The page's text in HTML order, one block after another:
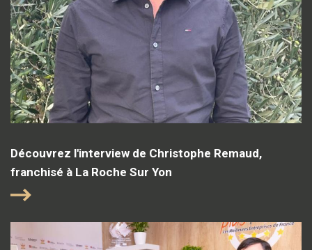
Découvrez l'interview de Christophe Remaud,
franchisé à La Roche Sur Yon